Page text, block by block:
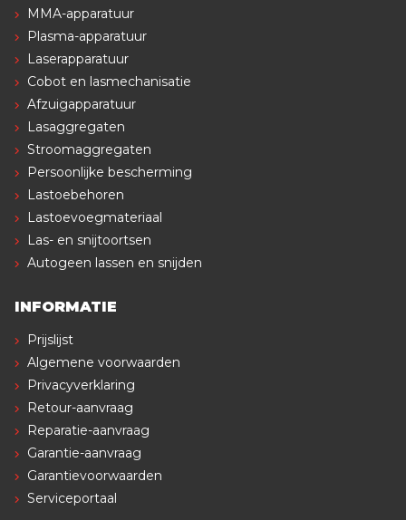
MMA-apparatuur
Plasma-apparatuur
Laserapparatuur
Cobot en lasmechanisatie
Afzuigapparatuur
Lasaggregaten
Stroomaggregaten
Persoonlijke bescherming
Lastoebehoren
Lastoevoegmateriaal
Las- en snijtoortsen
Autogeen lassen en snijden
INFORMATIE
Prijslijst
Algemene voorwaarden
Privacyverklaring
Retour-aanvraag
Reparatie-aanvraag
Garantie-aanvraag
Garantievoorwaarden
Serviceportaal